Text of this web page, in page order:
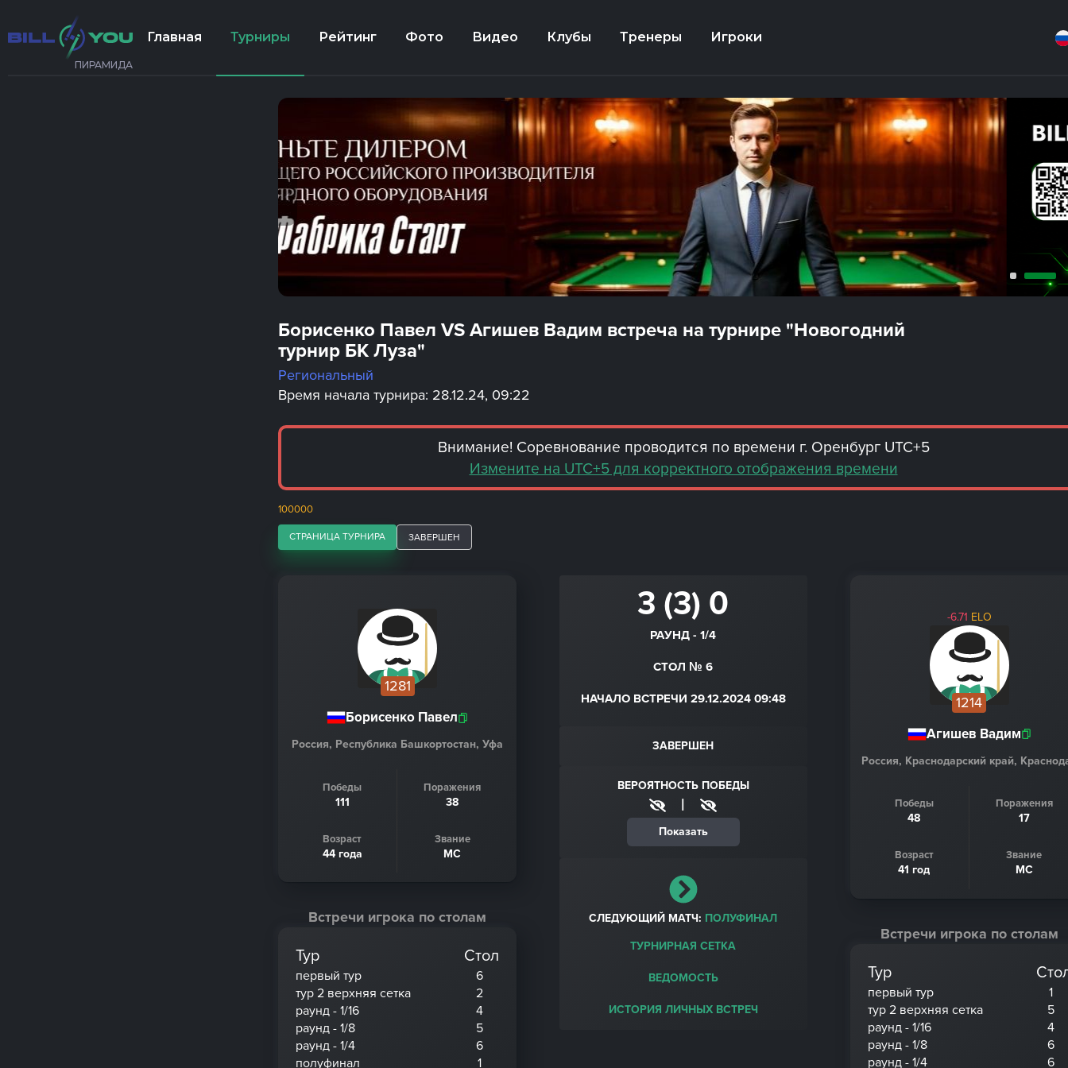
ПИРАМИДА
Главная Турниры Рейтинг Фото Видео Клубы Тренеры Игроки
Борисенко Павел VS Агишев Вадим встреча на турнире "Новогодний
турнир БК Луза"
Региональный
Время начала турнира: 28.12.24, 09:22
Внимание! Соревнование проводится по времени г. Оренбург UTC+5
Измените на UTC+5 для корректного отображения времени
100000
СТРАНИЦА ТУРНИРА ЗАВЕРШЕН
1281
Борисенко Павел
Россия, Республика Башкортостан, Уфа
Победы
111
Поражения
38
Возраст
44 года
Звание
МС
Встречи игрока по столам
Тур Стол
первый тур
6
тур 2 верхняя сетка
2
раунд - 1/16
4
раунд - 1/8
5
раунд - 1/4
6
полуфинал
1
3 (3) 0
РАУНД - 1/4
СТОЛ № 6
НАЧАЛО ВСТРЕЧИ 29.12.2024 09:48
ЗАВЕРШЕН
ВЕРОЯТНОСТЬ ПОБЕДЫ
|
Показать
СЛЕДУЮЩИЙ МАТЧ: ПОЛУФИНАЛ
ТУРНИРНАЯ СЕТКА
ВЕДОМОСТЬ
ИСТОРИЯ ЛИЧНЫХ ВСТРЕЧ
-6.71 ELO
1214
Агишев Вадим
Россия, Краснодарский край,
Победы
48
Поражения
17
Возраст
41 год
Звание
МС
Встречи игрока по столам
Тур
первый тур
1
тур 2 верхняя сетка
5
раунд - 1/16
4
раунд - 1/8
6
раунд - 1/4
6